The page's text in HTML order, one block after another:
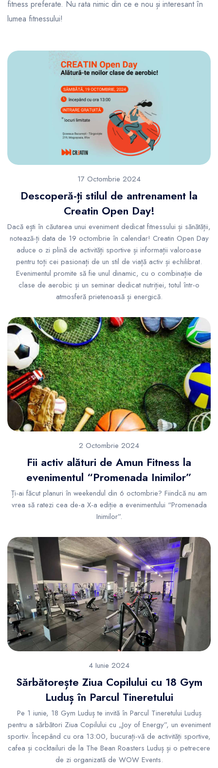
fitness preferate. Nu rata nimic din ce e nou și interesant în
lumea fitnessului!
17 Octombrie 2024
Descoperă-ți stilul de antrenament la
Creatin Open Day!
Dacă ești în căutarea unui eveniment dedicat fitnessului și sănătății,
notează-ți data de 19 octombrie în calendar! Creatin Open Day
aduce o zi plină de activități sportive și informații valoroase
pentru toți cei pasionați de un stil de viață activ și echilibrat.
Evenimentul promite să fie unul dinamic, cu o combinație de
clase de aerobic și un seminar dedicat nutriției, totul într-o
atmosferă prietenoasă și energică.
2 Octombrie 2024
Fii activ alături de Amun Fitness la
evenimentul “Promenada Inimilor”
Ți-ai făcut planuri în weekendul din 6 octombrie? Fiindcă nu am
vrea să ratezi cea de-a X-a ediție a evenimentului “Promenada
Inimilor”.
4 Iunie 2024
Sărbătorește Ziua Copilului cu 18 Gym
Luduș în Parcul Tineretului
Pe 1 iunie, 18 Gym Luduș te invită în Parcul Tineretului Luduș
pentru a sărbători Ziua Copilului cu „Joy of Energy”, un eveniment
sportiv. Începând cu ora 13:00, bucurați-vă de activități sportive,
cafea și cocktailuri de la The Bean Roasters Luduș și o petrecere
de zi organizată de WOW Events.